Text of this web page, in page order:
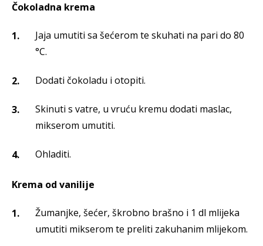
Čokoladna krema
Jaja umutiti sa šećerom te skuhati na pari do 80
°C.
Dodati čokoladu i otopiti.
Skinuti s vatre, u vruću kremu dodati maslac,
mikserom umutiti.
Ohladiti.
Krema od vanilije
Žumanjke, šećer, škrobno brašno i 1 dl mlijeka
umutiti mikserom te preliti zakuhanim mlijekom.